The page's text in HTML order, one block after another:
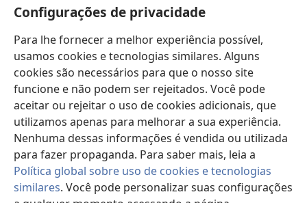
Configurações de privacidade
Para lhe fornecer a melhor experiência possível,
usamos cookies e tecnologias similares. Alguns
cookies são necessários para que o nosso site
funcione e não podem ser rejeitados. Você pode
aceitar ou rejeitar o uso de cookies adicionais, que
utilizamos apenas para melhorar a sua experiência.
Nenhuma dessas informações é vendida ou utilizada
para fazer propaganda. Para saber mais, leia a
Política global sobre uso de cookies e tecnologias
similares. Você pode personalizar suas configurações
(abre
nova
janela)
Biblioteca On-line da Torre de Vigia™
(abre
nova
janela)JW Hub
(abre
nova
janela)JW Library
Watchtower Library